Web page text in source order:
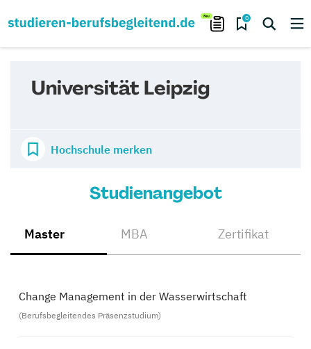
0
Universität Leipzig
Hochschule merken
Studienangebot
Master MBA Zertifikat
Change Management in der Wasserwirtschaft
(Berufsbegleitendes Präsenzstudium)